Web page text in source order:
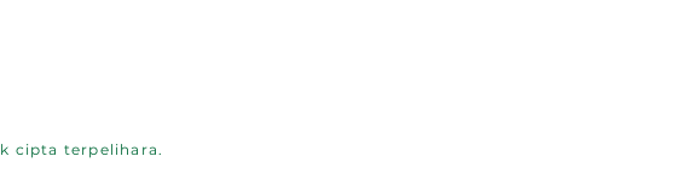
cipta terpelihara.